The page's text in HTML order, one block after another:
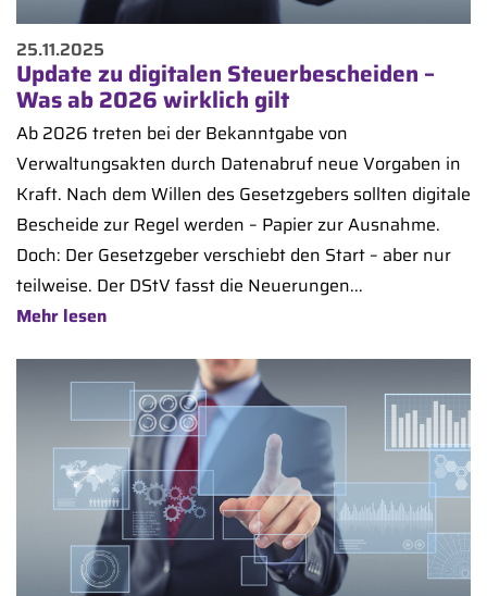
25.11.2025
Update zu digitalen Steuerbescheiden –
Was ab 2026 wirklich gilt
Ab 2026 treten bei der Bekanntgabe von
Verwaltungsakten durch Datenabruf neue Vorgaben in
Kraft. Nach dem Willen des Gesetzgebers sollten digitale
Bescheide zur Regel werden – Papier zur Ausnahme.
Doch: Der Gesetzgeber verschiebt den Start – aber nur
teilweise. Der DStV fasst die Neuerungen...
Mehr lesen